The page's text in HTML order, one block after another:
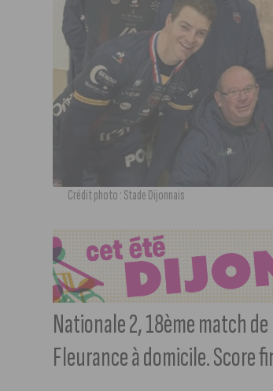
Crédit photo : Stade Dijonnais
Nationale 2, 18ème match
Fleurance à domicile. Score